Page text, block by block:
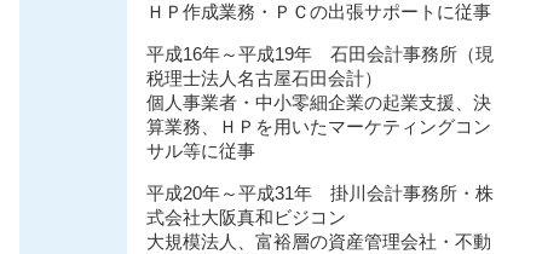
ＨＰ作成業務・ＰＣの出張サポートに従事
平成16年～平成19年 石田会計事務所（現
税理士法人名古屋石田会計）
個人事業者・中小零細企業の起業支援、決
算業務、ＨＰを用いたマーケティングコン
サル等に従事
平成20年～平成31年 掛川会計事務所・株
式会社大阪真和ビジコン
大規模法人、富裕層の資産管理会社・不動